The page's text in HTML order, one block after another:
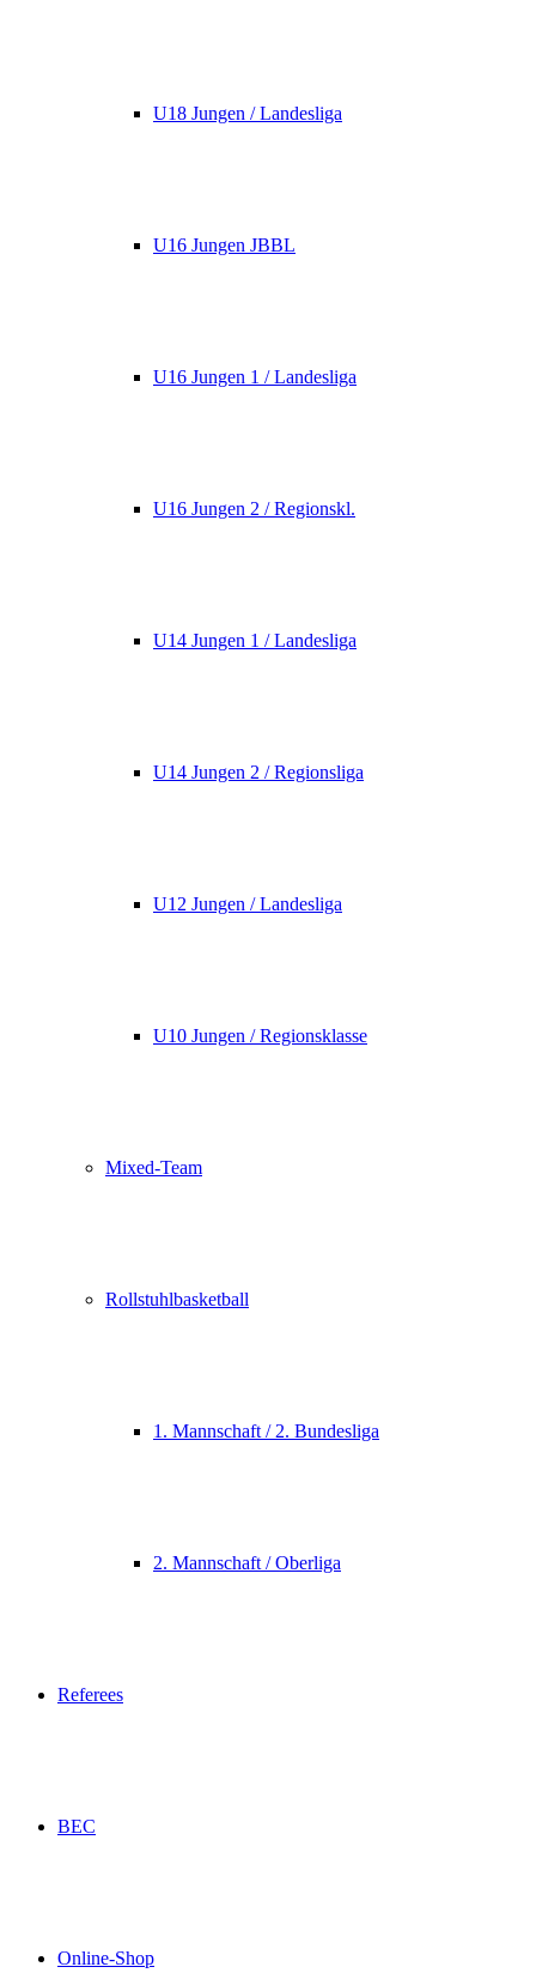
U18 Jungen / Landesliga
U16 Jungen JBBL
U16 Jungen 1 / Landesliga
U16 Jungen 2 / Regionskl.
U14 Jungen 1 / Landesliga
U14 Jungen 2 / Regionsliga
U12 Jungen / Landesliga
U10 Jungen / Regionsklasse
Mixed-Team
Rollstuhlbasketball
1. Mannschaft / 2. Bundesliga
2. Mannschaft / Oberliga
Referees
BEC
Online-Shop